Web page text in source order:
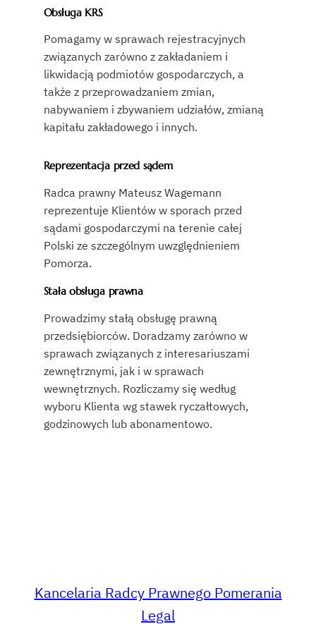
Obsługa KRS
Pomagamy w sprawach rejestracyjnych
związanych zarówno z zakładaniem i
likwidacją podmiotów gospodarczych, a
także z przeprowadzaniem zmian,
nabywaniem i zbywaniem udziałów, zmianą
kapitału zakładowego i innych.
Reprezentacja przed sądem
Radca prawny Mateusz Wagemann
reprezentuje Klientów w sporach przed
sądami gospodarczymi na terenie całej
Polski ze szczególnym uwzględnieniem
Pomorza.
Stała obsługa prawna
Prowadzimy stałą obsługę prawną
przedsiębiorców. Doradzamy zarówno w
sprawach związanych z interesariuszami
zewnętrznymi, jak i w sprawach
wewnętrznych. Rozliczamy się według
wyboru Klienta wg stawek ryczałtowych,
godzinowych lub abonamentowo.
Kancelaria Radcy Prawnego Pomerania
Legal